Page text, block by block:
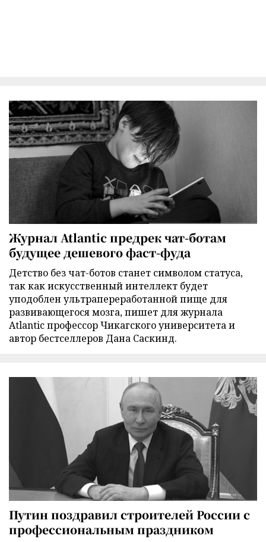
Журнал Atlantic предрек чат-ботам
будущее дешевого фаст-фуда
Детство без чат-ботов станет символом статуса,
так как искусственный интеллект будет
уподоблен ультрапереработанной пище для
развивающегося мозга, пишет для журнала
Atlantic профессор Чикагского университета и
автор бестселлеров Дана Саскинд.
Путин поздравил строителей России с
профессиональным праздником